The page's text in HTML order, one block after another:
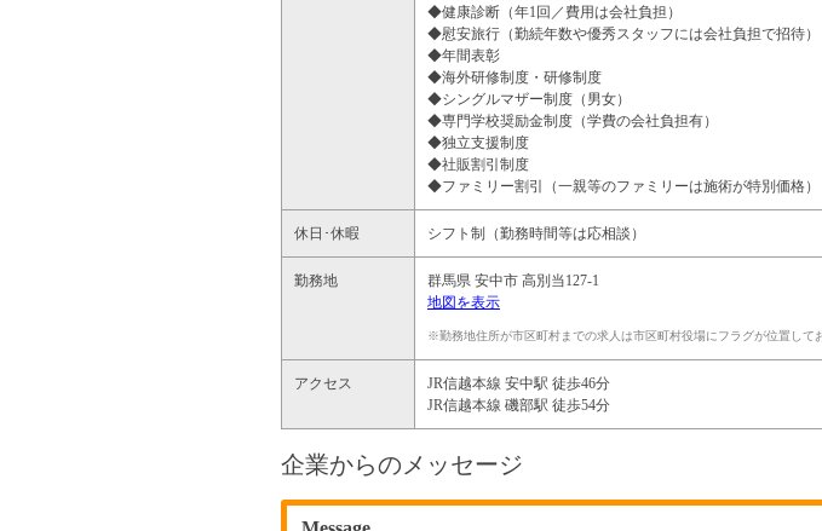
◆健康診断（年1回／費用は会社負担）
◆慰安旅行（勤続年数や優秀スタッフには会社負担で招待）
◆年間表彰
◆海外研修制度・研修制度
◆シングルマザー制度（男女）
◆専門学校奨励金制度（学費の会社負担有）
◆独立支援制度
◆社販割引制度
◆ファミリー割引（一親等のファミリーは施術が特別価格）
休日･休暇 シフト制（勤務時間等は応相談）
勤務地 群馬県 安中市 高別当127-1
地図を表示
※勤務地住所が市区町村までの求人は市区町村役場にフラグが位置して
アクセス
JR信越本線 安中駅 徒歩46分
JR信越本線 磯部駅 徒歩54分
企業からのメッセージ